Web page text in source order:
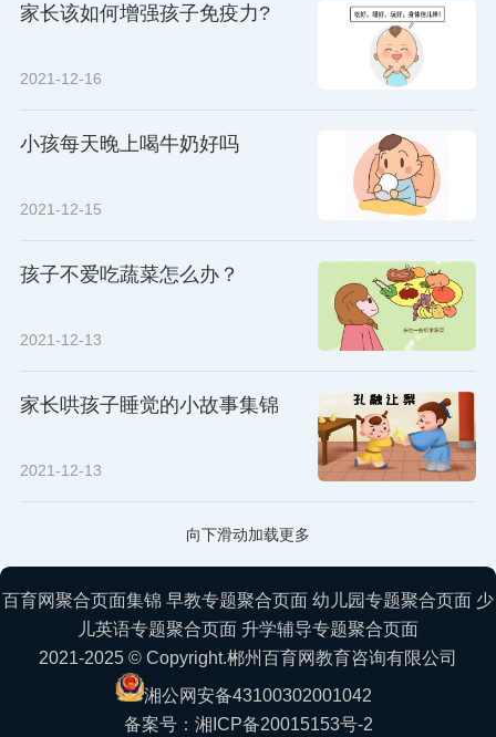
家长该如何增强孩子免疫力?
2021-12-16
小孩每天晚上喝牛奶好吗
2021-12-15
孩子不爱吃蔬菜怎么办？
2021-12-13
家长哄孩子睡觉的小故事集锦
2021-12-13
向下滑动加载更多
百育网聚合页面集锦 早教专题聚合页面 幼儿园专题聚合页面 少
儿英语专题聚合页面 升学辅导专题聚合页面
2021-2025 © Copyright.郴州百育网教育咨询有限公司
湘公网安备43100302001042
备案号：湘ICP备20015153号-2